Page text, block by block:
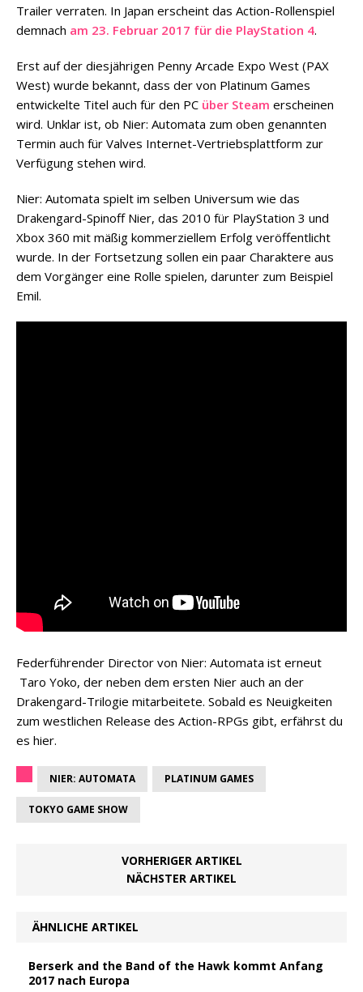
Trailer verraten. In Japan erscheint das Action-Rollenspiel
demnach am 23. Februar 2017 für die PlayStation 4.
Erst auf der diesjährigen Penny Arcade Expo West (PAX
West) wurde bekannt, dass der von Platinum Games
entwickelte Titel auch für den PC über Steam erscheinen
wird. Unklar ist, ob Nier: Automata zum oben genannten
Termin auch für Valves Internet-Vertriebsplattform zur
Verfügung stehen wird.
Nier: Automata spielt im selben Universum wie das
Drakengard-Spinoff Nier, das 2010 für PlayStation 3 und
Xbox 360 mit mäßig kommerziellem Erfolg veröffentlicht
wurde. In der Fortsetzung sollen ein paar Charaktere aus
dem Vorgänger eine Rolle spielen, darunter zum Beispiel
Emil.
Federführender Director von Nier: Automata ist erneut
Taro Yoko, der neben dem ersten Nier auch an der
Drakengard-Trilogie mitarbeitete. Sobald es Neuigkeiten
zum westlichen Release des Action-RPGs gibt, erfährst du
es hier.
NIER: AUTOMATA PLATINUM GAMES
TOKYO GAME SHOW
VORHERIGER ARTIKEL
NÄCHSTER ARTIKEL
ÄHNLICHE ARTIKEL
Berserk and the Band of the Hawk kommt Anfang
2017 nach Europa